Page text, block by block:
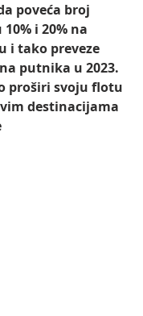
poveća broj
i 20% na
i tako preveze
putnika u 2023.
proširi svoju flotu
destinacijama